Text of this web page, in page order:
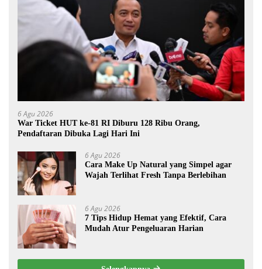
6 Agu 2026
War Ticket HUT ke-81 RI Diburu 128 Ribu Orang,
Pendaftaran Dibuka Lagi Hari Ini
6 Agu 2026
Cara Make Up Natural yang Simpel agar
Wajah Terlihat Fresh Tanpa Berlebihan
6 Agu 2026
7 Tips Hidup Hemat yang Efektif, Cara
Mudah Atur Pengeluaran Harian